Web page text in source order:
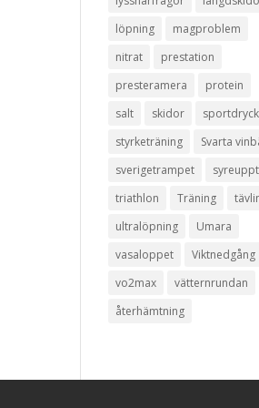
löpning
magproblem
nitrat
prestation
presteramera
protein
salt
skidor
sportdryck
styrketräning
Svarta
sverigetrampet
triathlon
Träning
ultralöpning
Umara
vasaloppet
Viktnedgång
vo2max
vätternrundan
återhämtning